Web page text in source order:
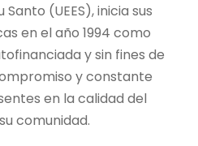
(UEES), inicia sus
en el año 1994 como
y sin fines de
y constante
en la calidad del
comunidad.